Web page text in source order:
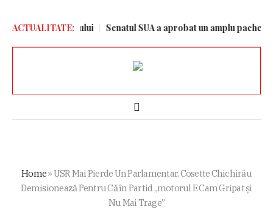
ACTUALITATE:
campionului Senatul SUA a aprobat un amplu pachet de
Home»USR Mai Pierde Un Parlamentar. Cosette Chichirău
Demisionează Pentru Că în Partid „motorul E Cam Gripat și
Nu Mai Trage”